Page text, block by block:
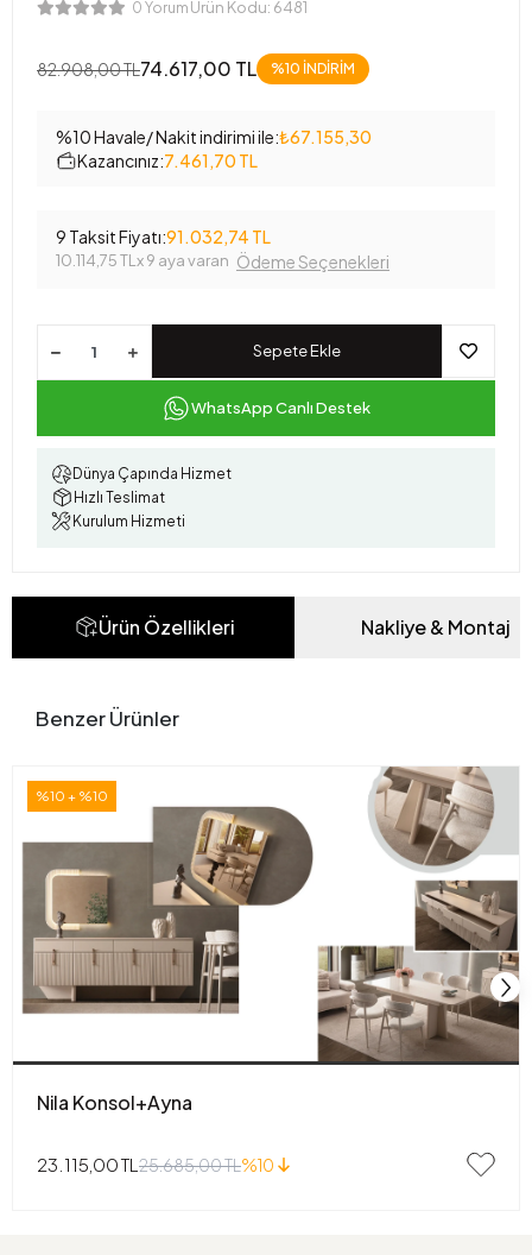
0 Yorum Ürün Kodu: 6481
82.908,00 TL74.617,00 TL %10 İNDİRİM
%10 Havale/ Nakit indirimi ile:₺67.155,30
Kazancınız:7.461,70 TL
9 Taksit Fiyatı:91.032,74 TL
10.114,75 TL x 9 aya varan Ödeme Seçenekleri
Sepete Ekle
WhatsApp Canlı Destek
Dünya Çapında Hizmet
Hızlı Teslimat
Kurulum Hizmeti
Ürün Özellikleri Nakliye & Montaj
Benzer Ürünler
%10 + %10
Nila Konsol+Ayna
23.115,00 TL 25.685,00 TL%10